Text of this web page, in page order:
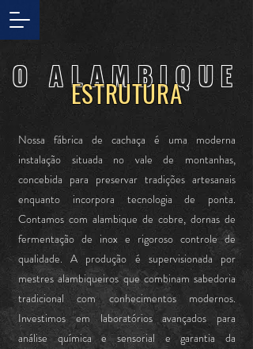
O ALAMBIQUE
ESTRUTURA
Nossa fábrica de cachaça é uma moderna
instalação situada no vale de montanhas,
concebida para preservar tradições artesanais
enquanto incorpora tecnologia de ponta.
Contamos com alambique de cobre, dornas de
fermentação de inox e rigoroso controle de
qualidade. A produção é supervisionada por
mestres alambiqueiros que combinam sabedoria
tradicional com conhecimentos modernos.
Investimos em laboratórios avançados para
análise química e sensorial e garantia da